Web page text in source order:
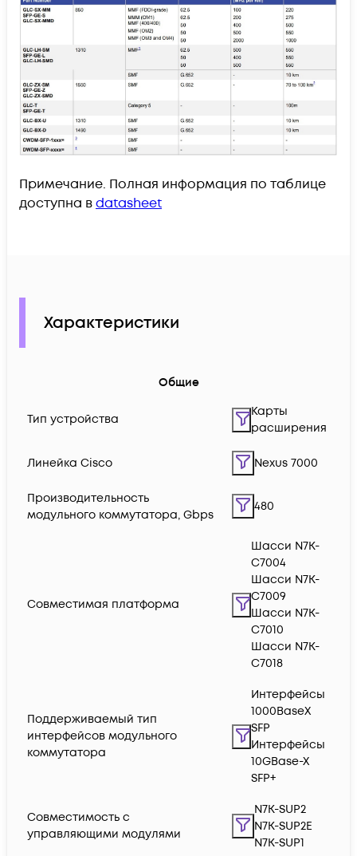
Примечание. Полная информация по таблице
доступна вdatasheet
Характеристики
Общие
Тип устройства
Карты
расширения
Линейка Cisco Nexus 7000
Производительность
модульного коммутатора, Gbps
480
Совместимая платформа
Шасси N7K-
C7004
Шасси N7K-
C7009
Шасси N7K-
C7010
Шасси N7K-
C7018
Поддерживаемый тип
интерфейсов модульного
коммутатора
Интерфейсы
1000BaseX
SFP
Интерфейсы
10GBase-X
SFP+
Совместимость с
управляющими модулями
N7K-SUP2
N7K-SUP2E
N7K-SUP1